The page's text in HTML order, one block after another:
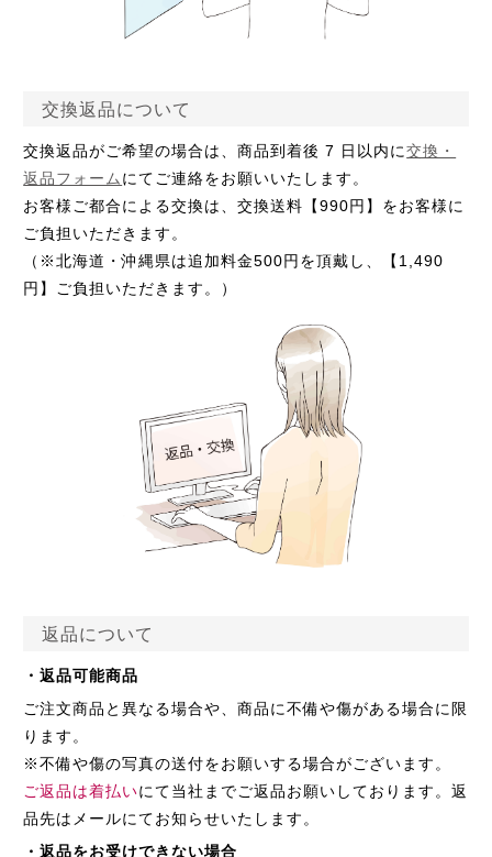
交換返品について
交換返品がご希望の場合は、商品到着後 7 日以内に交換・
返品フォーム にてご連絡をお願いいたします。
お客様ご都合による交換は、交換送料【990円】をお客様に
ご負担いただきます。
（※北海道・沖縄県は追加料金500円を頂戴し、【1,490
円】ご負担いただきます。）
返品について
・返品可能商品
ご注文商品と異なる場合や、商品に不備や傷がある場合に限
ります。
※不備や傷の写真の送付をお願いする場合がございます。
ご返品は着払いにて当社までご返品お願いしております。返
品先はメールにてお知らせいたします。
・返品をお受けできない場合